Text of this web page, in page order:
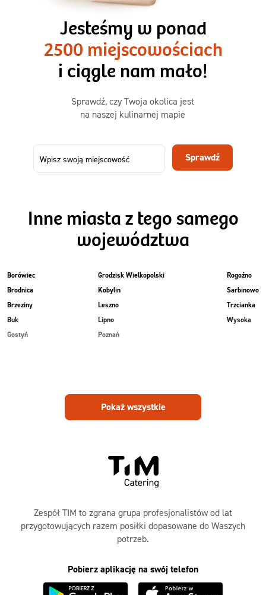
1500kcal - 2250kcal
3 sycące posiłki o większej objętości. Mniej dań,
ta sama wygoda!
50,31 zł
73,99
-32%
Menu
Jesteśmy w ponad
2500 miejscowościach
i ciągle nam mało!
Sprawdź, czy Twoja okolica jest
na naszej kulinarnej mapie
Sprawdź
Inne miasta z tego samego
województwa
Borówiec
Brodnica
Brzeziny
Buk
Gostyń
Grodzisk Wielkopolski
Kobylin
Leszno
Lipno
Poznań
Rogoźno
Sarbinowo
Trzcianka
Wysoka
Pokaż wszystkie
Zespół TIM to zgrana grupa profesjonalistów od lat
przygotowujących razem posiłki dopasowane do Waszych
potrzeb.
Pobierz aplikację na swój telefon